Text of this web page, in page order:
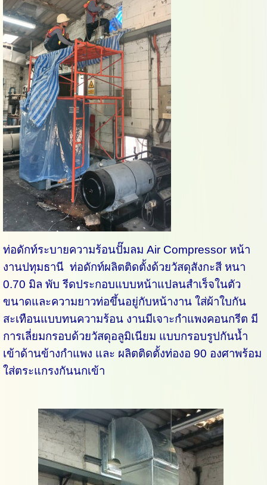
ท่อดักท์ระบายความร้อนปั๊มลม Air Compressor หน้า
งานปทุมธานี ท่อดักท์ผลิตติดตั้งด้วยวัสดุสังกะสี หนา
0.70 มิล พับ รีดประกอบแบบหน้าแปลนสำเร็จในตัว
ขนาดและความยาวท่อขึ้นอยู่กับหน้างาน ใส่ผ้าใบกัน
สะเทือนแบบทนความร้อน งานมีเจาะกำแพงคอนกรีต มี
การเลี่ยมกรอบด้วยวัสดุอลูมิเนียม แบบกรอบรูปกันน้ำ
เข้าด้านข้างกำแพง และ ผลิตติดตั้งท่องอ 90 องศาพร้อม
ใส่ตระแกรงกันนกเข้า